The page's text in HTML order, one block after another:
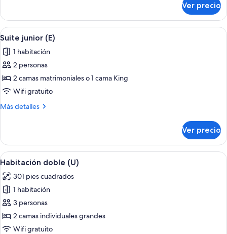
(E)
Deluxe,
habitaciones
conectadas
Ver precio
Abrir
todas
las
fotos
de
Suite
junior
Una habitación de hotel moderna
5
Suite junior (E)
1 habitación
2 personas
2 camas matrimoniales o 1 cama King
Wifi gratuito
Más detalles
Más
junior
(E)
Ver precio
Abrir
todas
las
fotos
de
Habitación
doble
Una habitación de hotel con cama,
4
Habitación doble (U)
301 pies cuadrados
1 habitación
3 personas
2 camas individuales grandes
Wifi gratuito